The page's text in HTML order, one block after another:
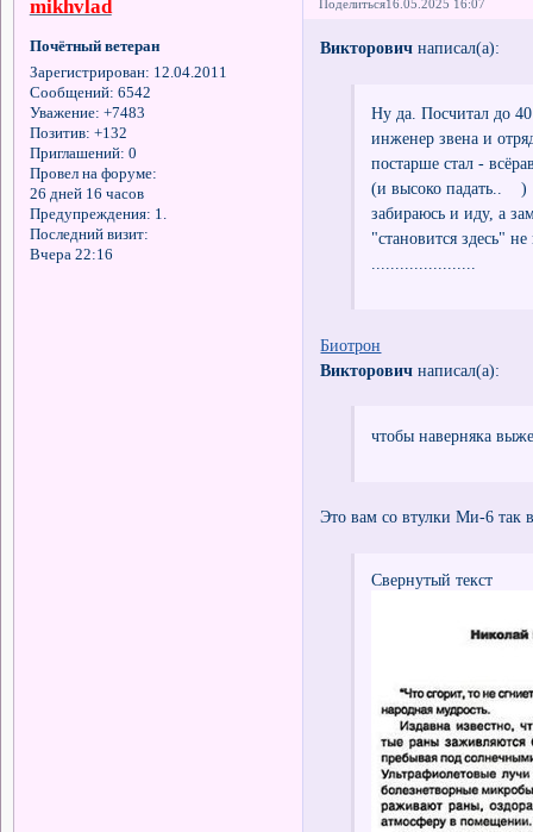
Поделиться
mikhvlad
Почётный ветеран
Зарегистрирован: 12.04.2011
Сообщений:6542
Уважение:
+7483
Позитив:
+132
Приглашений:
Провел на форуме:
26 дней 16 часов
Предупреждения:
Последний визит:
Вчера 22:16
Викторович написал(а):
Ну да. Посчитал до
инженер звена и
постарше стал -
(и высоко падать.. )
забираюсь и иду, а
"становится здесь"
......................
Биотрон
Викторович написал(а):
чтобы наверняка
Это вам со втулки Ми-6 так
Свернутый текст